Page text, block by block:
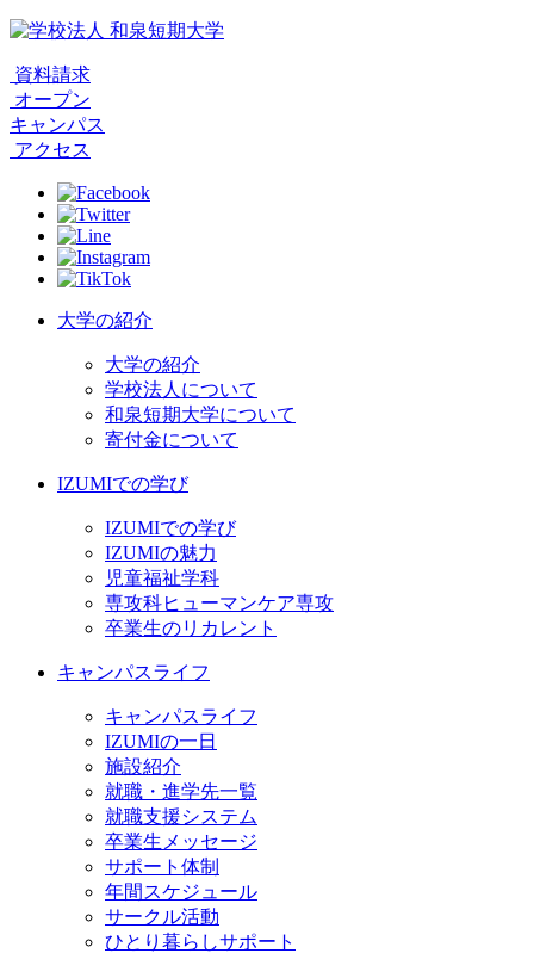
資料請求
オープン
キャンパス
アクセス
大学の紹介
大学の紹介
学校法人について
和泉短期大学について
寄付金について
IZUMIでの学び
IZUMIでの学び
IZUMIの魅力
児童福祉学科
専攻科ヒューマンケア専攻
卒業生のリカレント
キャンパスライフ
キャンパスライフ
IZUMIの一日
施設紹介
就職・進学先一覧
就職支援システム
卒業生メッセージ
サポート体制
年間スケジュール
サークル活動
ひとり暮らしサポート